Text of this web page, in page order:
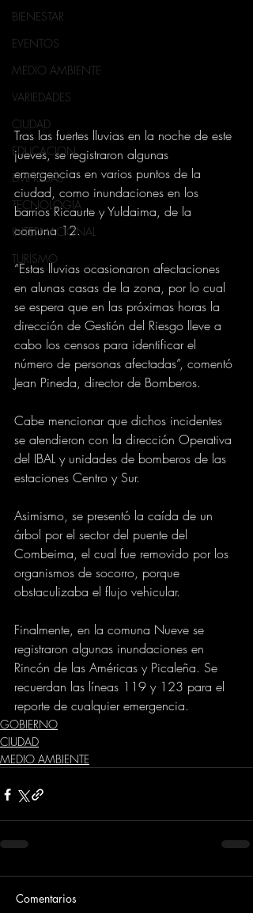
BIENESTAR
EVENTOS
MEDIO AMBIENTE
VARIEDADES
CIUDAD
EDUCACION
EMPRESAS
TECNOLOGIA
INTERNACIONAL
TURISMO
Tras las fuertes lluvias en la noche de este
jueves, se registraron algunas
emergencias en varios puntos de la
ciudad, como inundaciones en los
barrios Ricaurte y Yuldaima, de la
comuna 12.
“Estas lluvias ocasionaron afectaciones
en alunas casas de la zona, por lo cual
se espera que en las próximas horas la
dirección de Gestión del Riesgo lleve a
cabo los censos para identificar el
número de personas afectadas”, comentó
Jean Pineda, director de Bomberos.
Cabe mencionar que dichos incidentes
se atendieron con la dirección Operativa
del IBAL y unidades de bomberos de las
estaciones Centro y Sur.
Asimismo, se presentó la caída de un
árbol por el sector del puente del
Combeima, el cual fue removido por los
organismos de socorro, porque
obstaculizaba el flujo vehicular.
Finalmente, en la comuna Nueve se
registraron algunas inundaciones en
Rincón de las Américas y Picaleña. Se
recuerdan las líneas 119 y 123 para el
reporte de cualquier emergencia.
GOBIERNO
CIUDAD
MEDIO AMBIENTE
Comentarios